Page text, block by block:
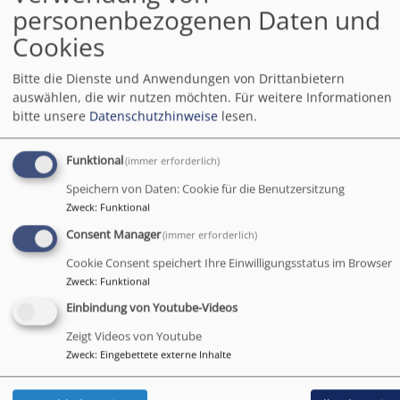
Eltern-Kind-Gruppe
Alesheim Gemeindehaus Alesheim
Di, 11.8. 9:30-11 Uhr
Eltern-Kind-Gruppe "Krabbelgruppe"
Di, 11.8. 16 Uhr
Gottesdienst
Di, 11.8. 18:30 Uhr
Gottesdienst
Weißenburg Klinikum Altmühlfranken Weißenburg
Mi, 12.8. 15-16:30 Uhr
Eltern-Kind-Gruppe (Mittwoch Nachmittag)
personenbezogenen Daten und
Cookies
Bitte die Dienste und Anwendungen von Drittanbietern
auswählen, die wir nutzen möchten. Für weitere Informationen
bitte unsere Datenschutzhinweise lesen.
Funktional(immer erforderlich)
Speichern von Daten: Cookie für die Benutzersitzung
Zweck: Funktional
Consent Manager(immer erforderlich)
Cookie Consent speichert Ihre Einwilligungsstatus im Browser
Zweck: Funktional
Einbindung von Youtube-Videos
Zeigt Videos von Youtube
Zweck: Eingebettete externe Inhalte